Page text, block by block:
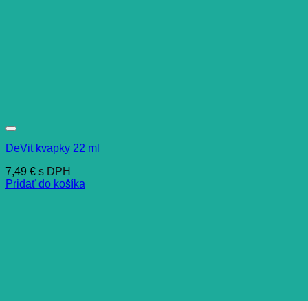
DeVit kvapky 22 ml
7,49 € s DPH
Pridať do košíka